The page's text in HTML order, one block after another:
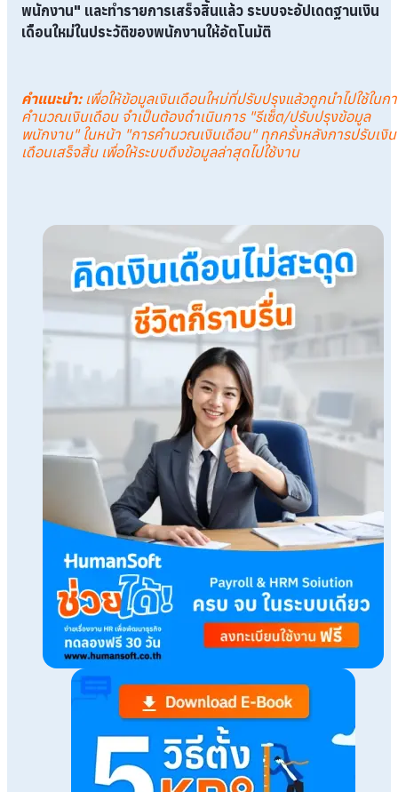
พนักงาน" และทำรายการเสร็จสิ้นแล้ว ระบบจะอัปเดตฐานเงิน
เดือนใหม่ในประวัติของพนักงานให้อัตโนมัติ
คำแนะนำ: เพื่อให้ข้อมูลเงินเดือนใหม่ที่ปรับปรุงแล้วถูกนำไปใช้ในก
คำนวณเงินเดือน จำเป็นต้องดำเนินการ "รีเซ็ต/ปรับปรุงข้อมูล
พนักงาน" ในหน้า "การคำนวณเงินเดือน" ทุกครั้งหลังการปรับเงิน
เดือนเสร็จสิ้น เพื่อให้ระบบดึงข้อมูลล่าสุดไปใช้งาน